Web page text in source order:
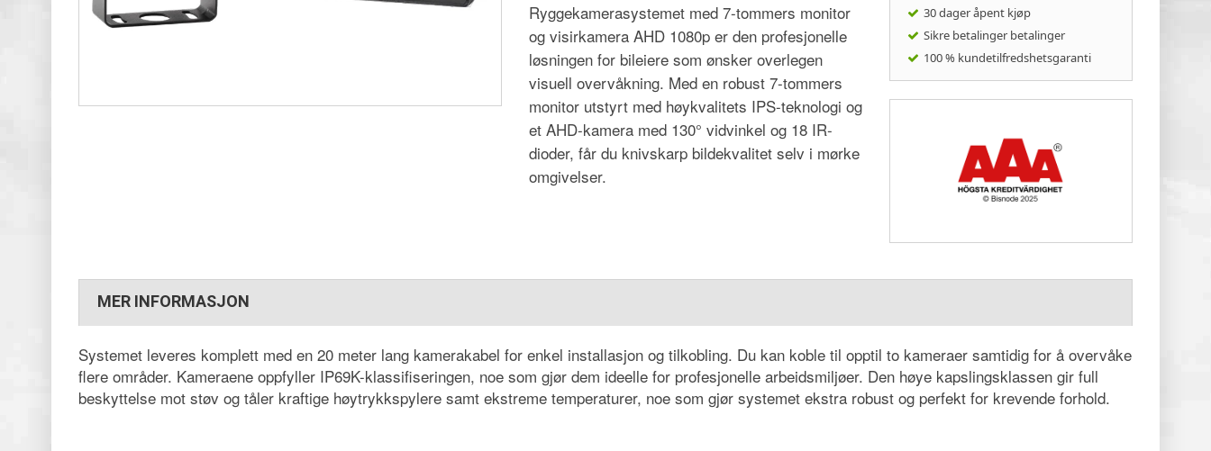
Ryggekamerasystemet med 7-tommers monitor
og visirkamera AHD 1080p er den profesjonelle
løsningen for bileiere som ønsker overlegen
visuell overvåkning. Med en robust 7-tommers
monitor utstyrt med høykvalitets IPS-teknologi og
et AHD-kamera med 130° vidvinkel og 18 IR-
dioder, får du knivskarp bildekvalitet selv i mørke
omgivelser.
30 dageråpent kjøp
Sikre betalingerbetalinger
100 % kundetilfredshetsgaranti
MER INFORMASJON
Systemet leveres komplett med en 20 meter lang kamerakabel for enkel installasjon og tilkobling. Du kan koble til opptil to kameraer samtidig for å overvåke
flere områder. Kameraene oppfyller IP69K-klassifiseringen, noe som gjør dem ideelle for profesjonelle arbeidsmiljøer. Den høye kapslingsklassen gir full
beskyttelse mot støv og tåler kraftige høytrykkspylere samt ekstreme temperaturer, noe som gjør systemet ekstra robust og perfekt for krevende forhold.